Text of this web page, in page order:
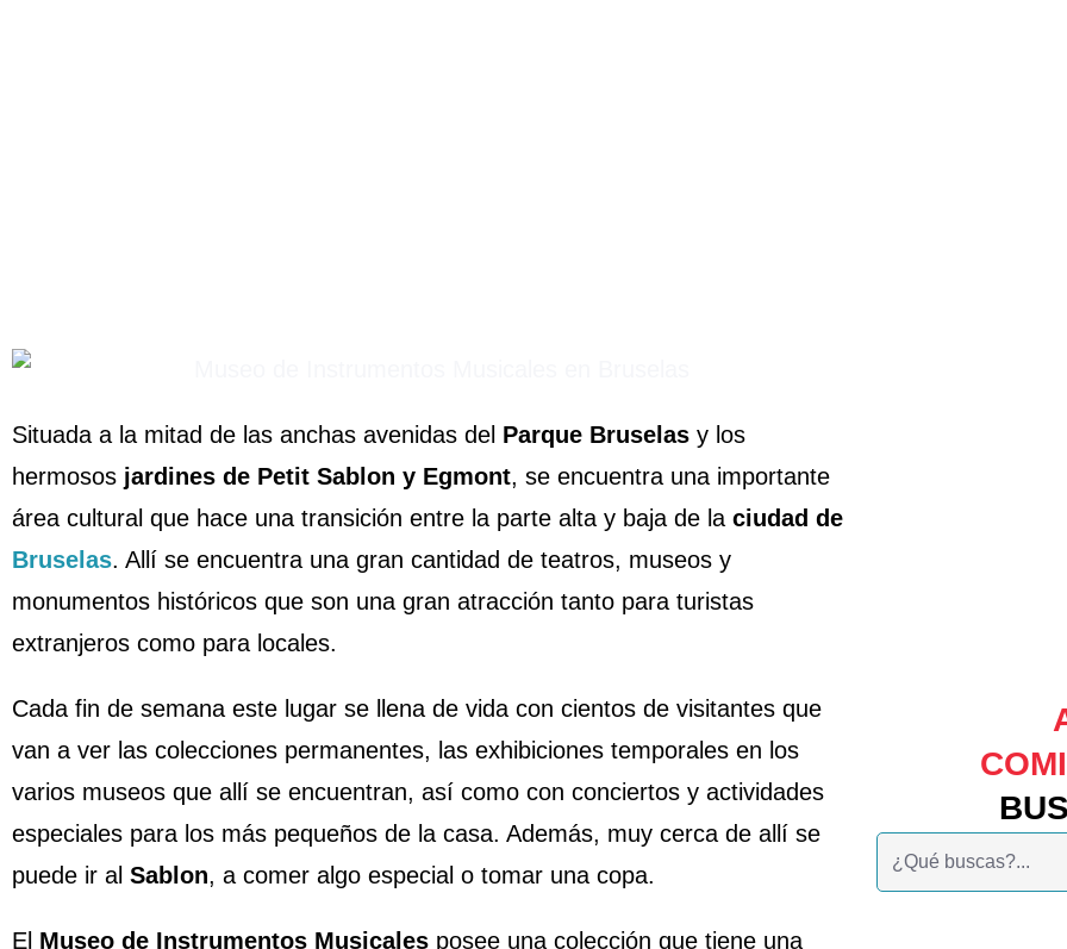
Situada a la mitad de las anchas avenidas del Parque Bruselas y los
hermosos jardines de Petit Sablon y Egmont, se encuentra una importante
área cultural que hace una transición entre la parte alta y baja de la ciudad de
Bruselas. Allí se encuentra una gran cantidad de teatros, museos y
monumentos históricos que son una gran atracción tanto para turistas
extranjeros como para locales.
Cada fin de semana este lugar se llena de vida con cientos de visitantes que
van a ver las colecciones permanentes, las exhibiciones temporales en los
varios museos que allí se encuentran, así como con conciertos y actividades
especiales para los más pequeños de la casa. Además, muy cerca de allí se
puede ir al Sablon, a comer algo especial o tomar una copa.
El Museo de Instrumentos Musicales posee una colección que tiene una
Buscar: